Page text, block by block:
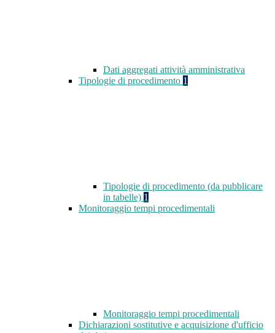
Dati aggregati attività amministrativa
Tipologie di procedimento 1
Tipologie di procedimento (da pubblicare
in tabelle) 1
Monitoraggio tempi procedimentali
Monitoraggio tempi procedimentali
Dichiarazioni sostitutive e acquisizione d'ufficio